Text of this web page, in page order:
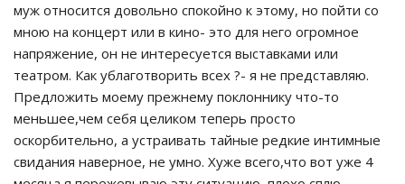
муж относится довольно спокойно к этому, но пойти со
мною на концерт или в кино- это для него огромное
напряжение, он не интересуется выставками или
театром. Как ублаготворить всех ?- я не представляю.
Предложить моему прежнему поклоннику что-то
меньшее,чем себя целиком теперь просто
оскорбительно, а устраивать тайные редкие интимные
свидания наверное, не умно. Хуже всего,что вот уже 4